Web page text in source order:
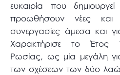
ευκαιρία που
προωθήσουν νέες και
συνεργασίες άμεσα και
Χαρακτήρισε το Έτος
Ρωσίας, ως μία μεγάλη
των σχέσεων των δύο